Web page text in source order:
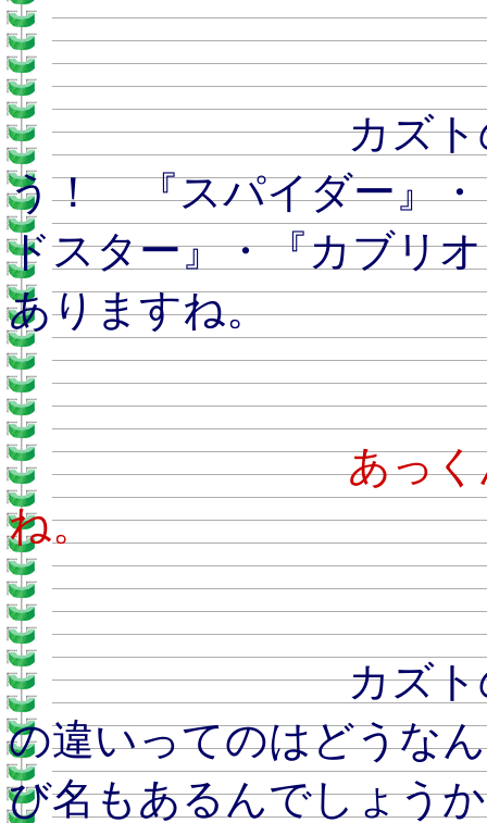
カズトのおと
う！ 『スパイダー』・
ドスター』・『カブリ
ありますね。
あ
ね。
カズトのおと
の違いってのはどうな
び名もあるんでしょう